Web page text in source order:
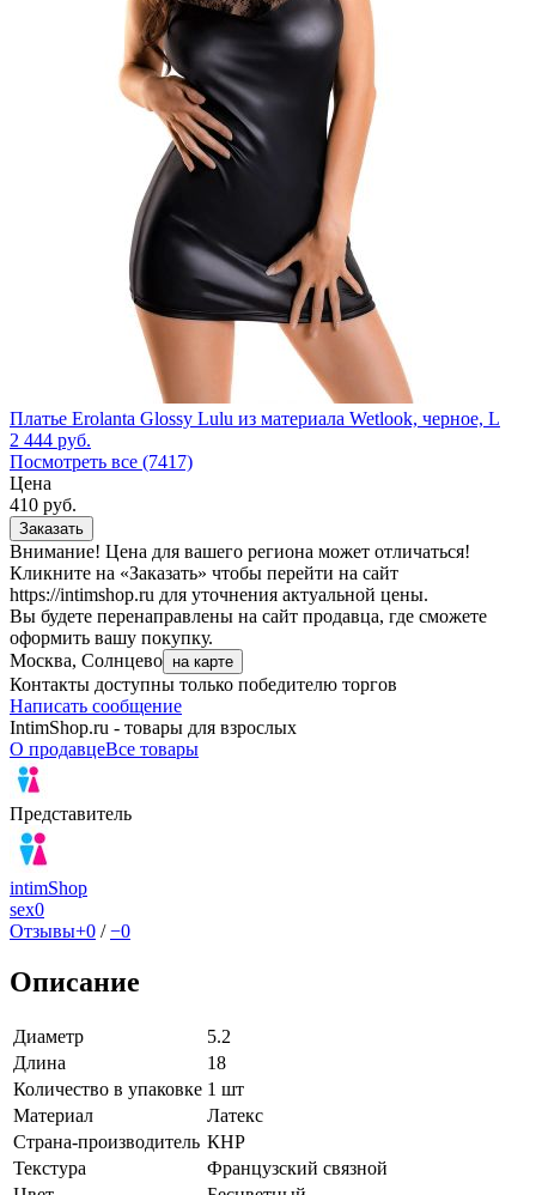
Платье Erolanta Glossy Lulu из материала Wetlook, черное, L
2 444 руб.
Посмотреть все (7417)
Цена
410 руб.
Заказать
Внимание! Цена для вашего региона может отличаться!
Кликните на «Заказать» чтобы перейти на сайт
https://intimshop.ru для уточнения актуальной цены.
Вы будете перенаправлены на сайт продавца, где сможете
оформить вашу покупку.
Москва, Солнцево на карте
Контакты доступны только победителю торгов
Написать сообщение
IntimShop.ru - товары для взрослых
О продавцеВсе товары
Представитель
intimShop
sex0
Отзывы+0 /−0
Описание
Диаметр
5.2
Длина
18
Количество в упаковке 1 шт
Материал
Латекс
Страна-производитель КНР
Текстура
Французский связной